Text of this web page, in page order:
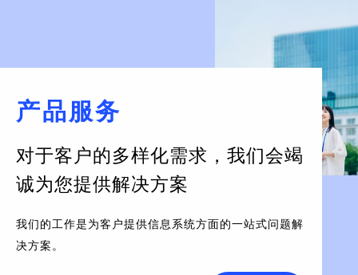
产品服务
对于客户的多样化需求， 我们会竭
诚为您提供解决方案
我们的工作是为客户提供信息系统方面的一站式问题解
决方案。